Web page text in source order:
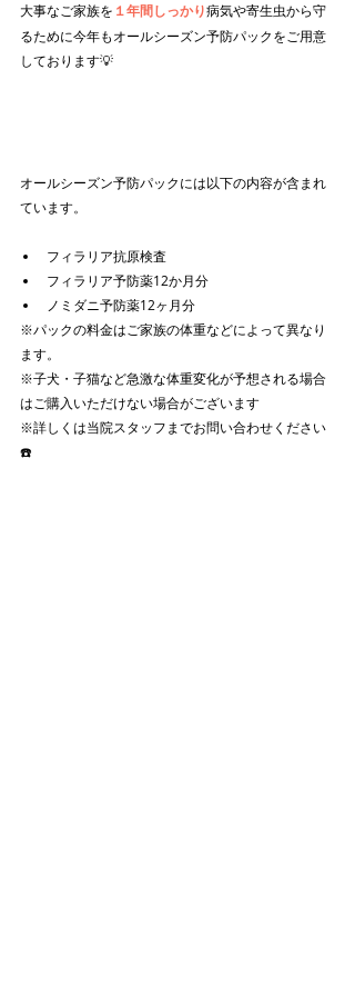
大事なご家族を １年間しっかり病気や寄生虫から守
るために今年もオールシーズン予防パックをご用意
しております💡
オールシーズン予防パックには以下の内容が含まれ
ています。
フィラリア抗原検査
フィラリア予防薬12か月分
ノミダニ予防薬12ヶ月分
※パックの料金はご家族の体重などによって異なり
ます。
※子犬・子猫など急激な体重変化が予想される場合
はご購入いただけない場合がございます
※詳しくは当院スタッフまでお問い合わせください
☎️